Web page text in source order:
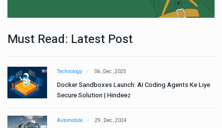
Must Read: Latest Post
Technology 06 , Dec , 2025
Docker Sandboxes Launch: AI Coding Agents Ke Liye
Secure Solution | Hindeez
Automobile 29 , Dec , 2024